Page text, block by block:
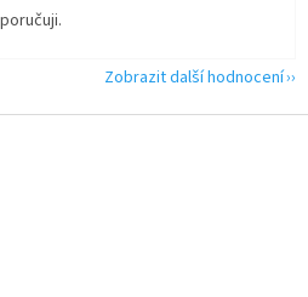
Zobrazit další hodnocení